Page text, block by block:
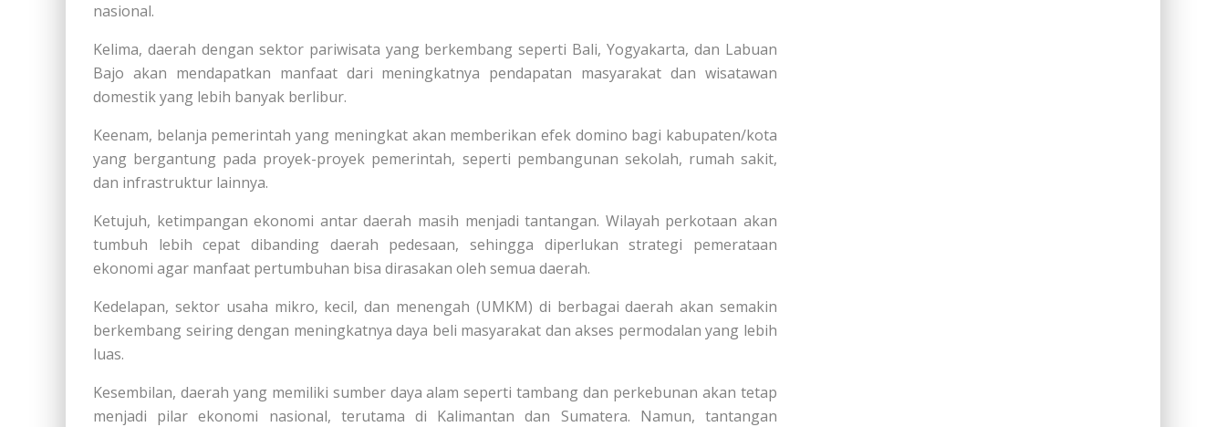
nasional.
Kelima, daerah dengan sektor pariwisata yang berkembang seperti Bali, Yogyakarta, dan Labuan
Bajo akan mendapatkan manfaat dari meningkatnya pendapatan masyarakat dan wisatawan
domestik yang lebih banyak berlibur.
Keenam, belanja pemerintah yang meningkat akan memberikan efek domino bagi kabupaten/kota
yang bergantung pada proyek-proyek pemerintah, seperti pembangunan sekolah, rumah sakit,
dan infrastruktur lainnya.
Ketujuh, ketimpangan ekonomi antar daerah masih menjadi tantangan. Wilayah perkotaan akan
tumbuh lebih cepat dibanding daerah pedesaan, sehingga diperlukan strategi pemerataan
ekonomi agar manfaat pertumbuhan bisa dirasakan oleh semua daerah.
Kedelapan, sektor usaha mikro, kecil, dan menengah (UMKM) di berbagai daerah akan semakin
berkembang seiring dengan meningkatnya daya beli masyarakat dan akses permodalan yang lebih
luas.
Kesembilan, daerah yang memiliki sumber daya alam seperti tambang dan perkebunan akan tetap
menjadi pilar ekonomi nasional, terutama di Kalimantan dan Sumatera. Namun, tantangan